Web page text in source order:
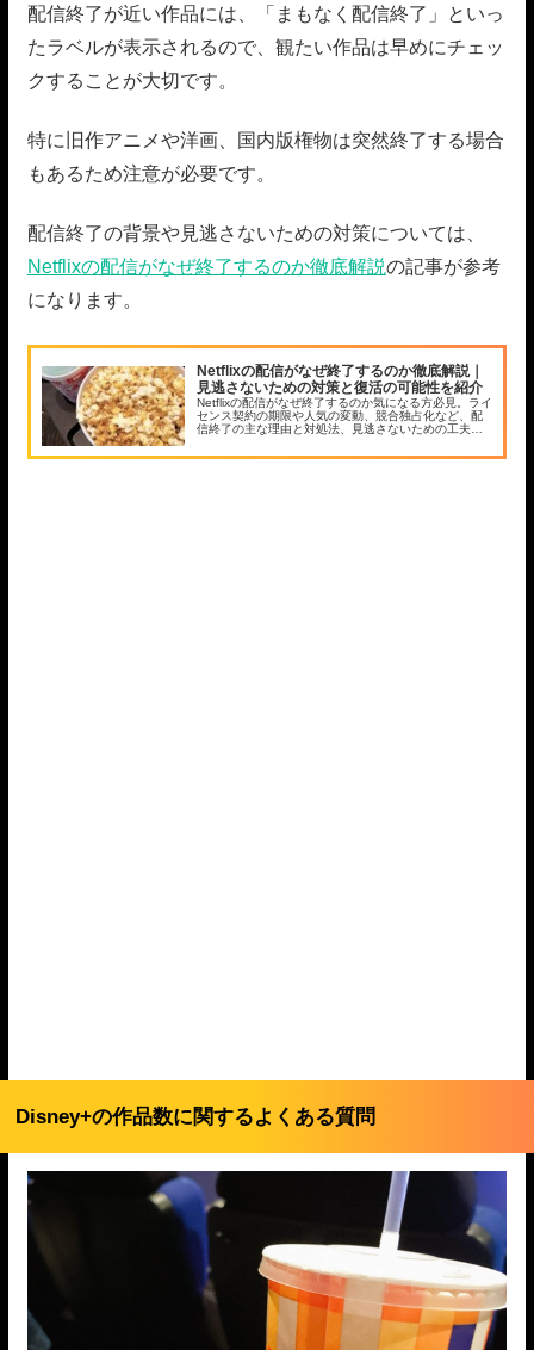
配信終了が近い作品には、「まもなく配信終了」といっ
たラベルが表示されるので、観たい作品は早めにチェッ
クすることが大切です。
特に旧作アニメや洋画、国内版権物は突然終了する場合
もあるため注意が必要です。
配信終了の背景や見逃さないための対策については、
Netflixの配信がなぜ終了するのか徹底解説の記事が参考
になります。
Netflixの配信がなぜ終了するのか徹底解説｜
見逃さないための対策と復活の可能性を紹介
Netflixの配信がなぜ終了するのか気になる方必見。ライ
センス契約の期限や人気の変動、競合独占化など、配
信終了の主な理由と対処法、見逃さないための工夫を
報満載です。
Disney+の作品数に関するよくある質問